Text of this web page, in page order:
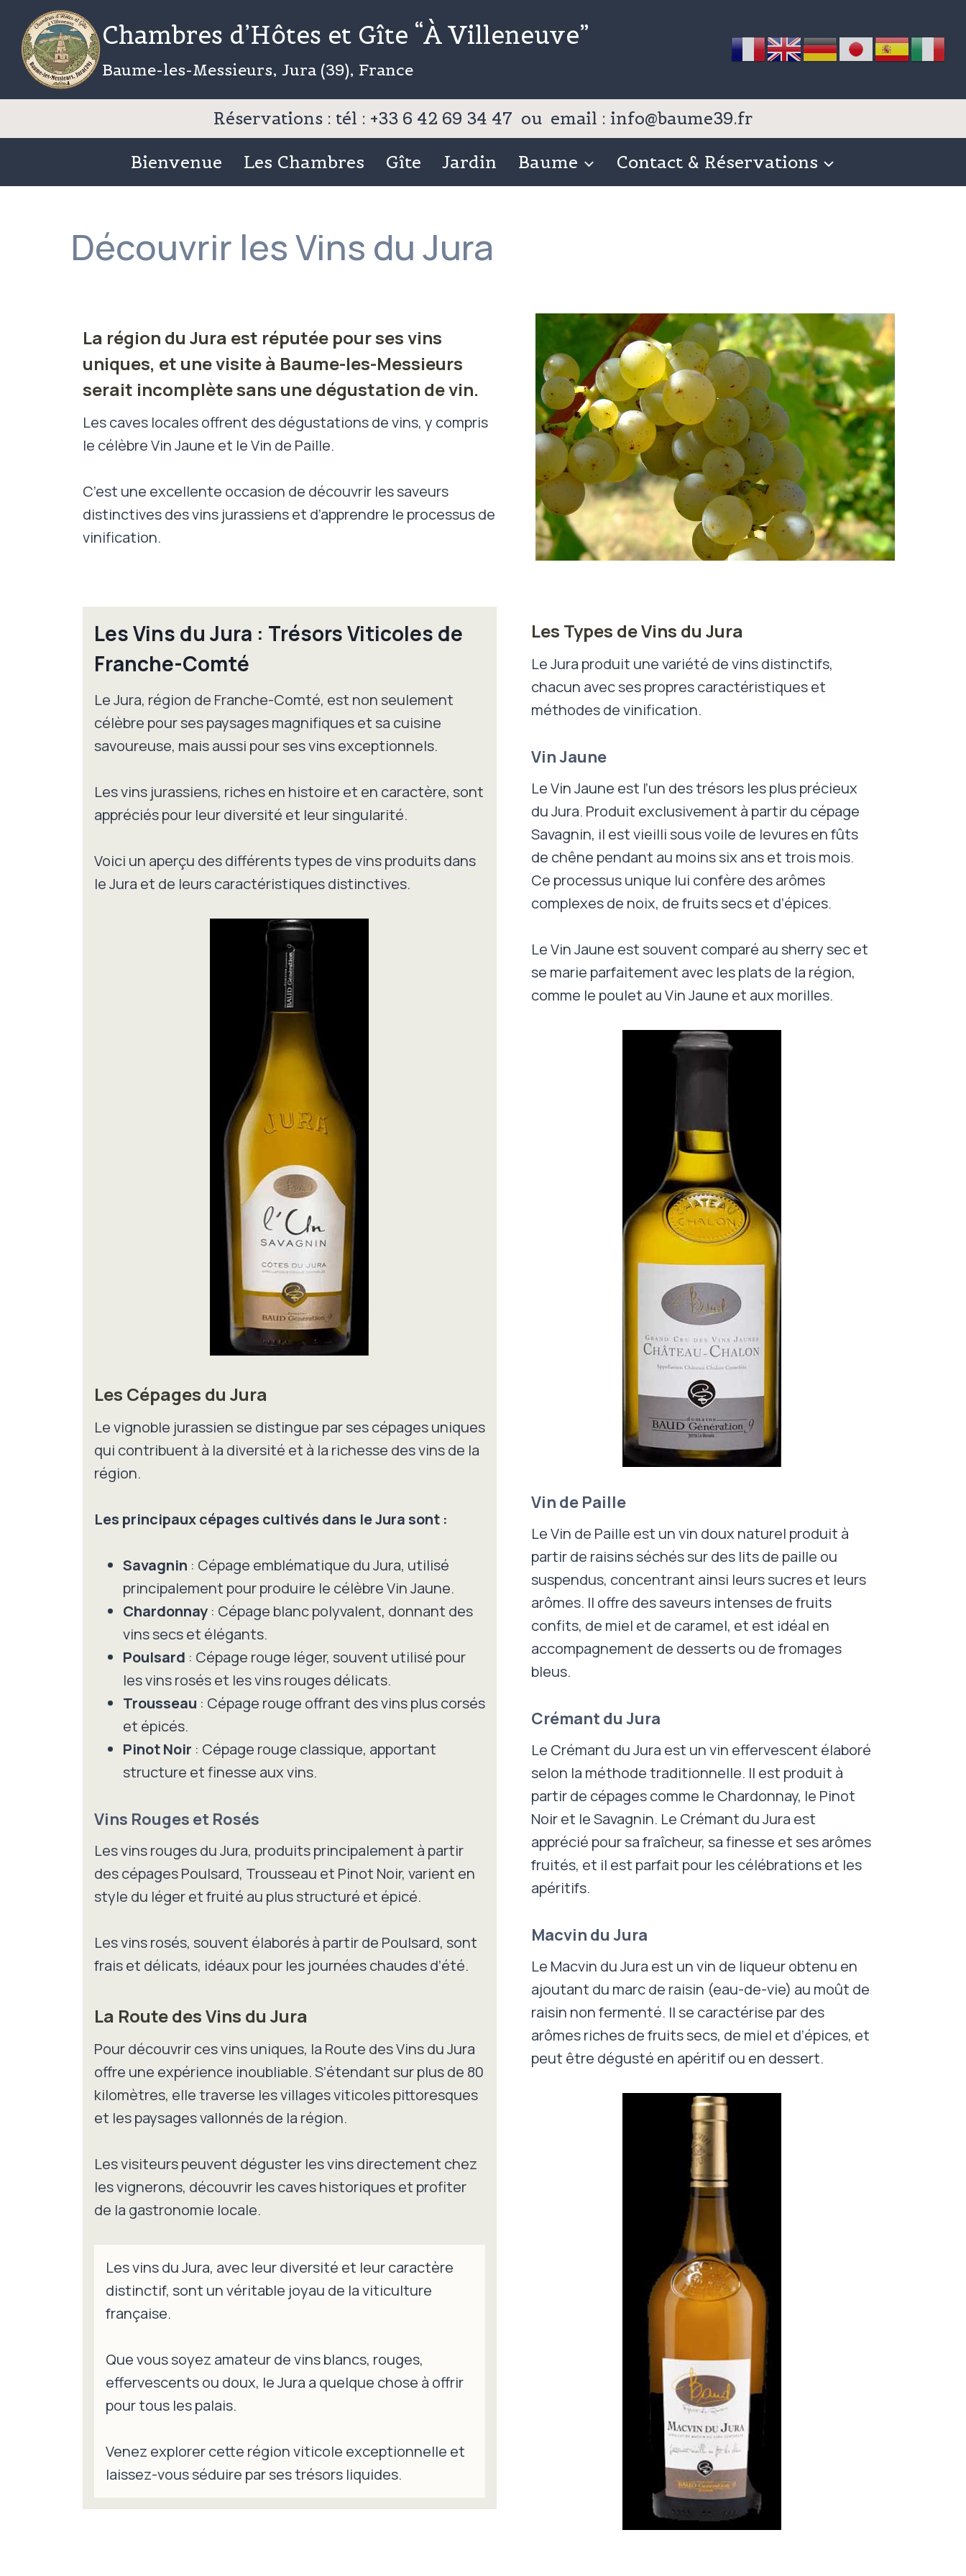
contenu
Chambres d’Hôtes et Gîte “À Villeneuve”
Baume-les-Messieurs, Jura (39), France
Réservations : tél : +33 6 42 69 34 47 ou email : info@baume39.fr
Bienvenue Les Chambres Gîte Jardin Baume Contact & Réservations
Découvrir les Vins du Jura
La région du Jura est réputée pour ses vins
uniques, et une visite à Baume-les-Messieurs
serait incomplète sans une dégustation de vin.
Les caves locales offrent des dégustations de vins, y compris
le célèbre Vin Jaune et le Vin de Paille.
C’est une excellente occasion de découvrir les saveurs
distinctives des vins jurassiens et d’apprendre le processus de
vinification.
Les Vins du Jura : Trésors Viticoles de
Franche-Comté
Le Jura, région de Franche-Comté, est non seulement
célèbre pour ses paysages magnifiques et sa cuisine
savoureuse, mais aussi pour ses vins exceptionnels.
Les vins jurassiens, riches en histoire et en caractère, sont
appréciés pour leur diversité et leur singularité.
Voici un aperçu des différents types de vins produits dans
le Jura et de leurs caractéristiques distinctives.
Les Cépages du Jura
Le vignoble jurassien se distingue par ses cépages uniques
qui contribuent à la diversité et à la richesse des vins de la
région.
Les principaux cépages cultivés dans le Jura sont :
Savagnin : Cépage emblématique du Jura, utilisé
principalement pour produire le célèbre Vin Jaune.
Chardonnay: Cépage blanc polyvalent, donnant des
vins secs et élégants.
Poulsard : Cépage rouge léger, souvent utilisé pour
les vins rosés et les vins rouges délicats.
Trousseau : Cépage rouge offrant des vins plus corsés
et épicés.
Pinot Noir : Cépage rouge classique, apportant
structure et finesse aux vins.
Vins Rouges et Rosés
Les vins rouges du Jura, produits principalement à partir
des cépages Poulsard, Trousseau et Pinot Noir, varient en
style du léger et fruité au plus structuré et épicé.
Les vins rosés, souvent élaborés à partir de Poulsard, sont
frais et délicats, idéaux pour les journées chaudes d’été.
La Route des Vins du Jura
Pour découvrir ces vins uniques, la Route des Vins du Jura
offre une expérience inoubliable. S’étendant sur plus de 80
kilomètres, elle traverse les villages viticoles pittoresques
et les paysages vallonnés de la région.
Les visiteurs peuvent déguster les vins directement chez
les vignerons, découvrir les caves historiques et profiter
de la gastronomie locale.
Les vins du Jura, avec leur diversité et leur caractère
distinctif, sont un véritable joyau de la viticulture
française.
Que vous soyez amateur de vins blancs, rouges,
effervescents ou doux, le Jura a quelque chose à offrir
pour tous les palais.
Venez explorer cette région viticole exceptionnelle et
laissez-vous séduire par ses trésors liquides.
Les Types de Vins du Jura
Le Jura produit une variété de vins distinctifs,
chacun avec ses propres caractéristiques et
méthodes de vinification.
Vin Jaune
Le Vin Jaune est l’un des trésors les plus précieux
du Jura. Produit exclusivement à partir du cépage
Savagnin, il est vieilli sous voile de levures en fûts
de chêne pendant au moins six ans et trois mois.
Ce processus unique lui confère des arômes
complexes de noix, de fruits secs et d’épices.
Le Vin Jaune est souvent comparé au sherry sec et
se marie parfaitement avec les plats de la région,
comme le poulet au Vin Jaune et aux morilles.
Vin de Paille
Le Vin de Paille est un vin doux naturel produit à
partir de raisins séchés sur des lits de paille ou
suspendus, concentrant ainsi leurs sucres et leurs
arômes. Il offre des saveurs intenses de fruits
confits, de miel et de caramel, et est idéal en
accompagnement de desserts ou de fromages
bleus.
Crémant du Jura
Le Crémant du Jura est un vin effervescent élaboré
selon la méthode traditionnelle. Il est produit à
partir de cépages comme le Chardonnay, le Pinot
Noir et le Savagnin. Le Crémant du Jura est
apprécié pour sa fraîcheur, sa finesse et ses arômes
fruités, et il est parfait pour les célébrations et les
apéritifs.
Macvin du Jura
Le Macvin du Jura est un vin de liqueur obtenu en
ajoutant du marc de raisin (eau-de-vie) au moût de
raisin non fermenté. Il se caractérise par des
arômes riches de fruits secs, de miel et d’épices, et
peut être dégusté en apéritif ou en dessert.